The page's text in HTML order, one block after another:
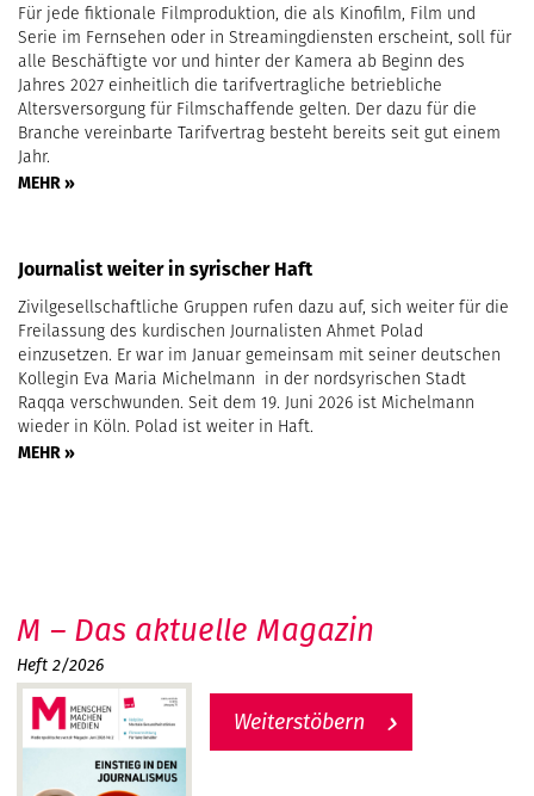
Für jede fiktionale Filmproduktion, die als Kinofilm, Film und
Serie im Fernsehen oder in Streamingdiensten erscheint, soll für
alle Beschäftigte vor und hinter der Kamera ab Beginn des
Jahres 2027 einheitlich die tarifvertragliche betriebliche
Altersversorgung für Filmschaffende gelten. Der dazu für die
Branche vereinbarte Tarifvertrag besteht bereits seit gut einem
Jahr.
MEHR »
Journalist weiter in syrischer Haft
Zivilgesellschaftliche Gruppen rufen dazu auf, sich weiter für die
Freilassung des kurdischen Journalisten Ahmet Polad
einzusetzen. Er war im Januar gemeinsam mit seiner deutschen
Kollegin Eva Maria Michelmann in der nordsyrischen Stadt
Raqqa verschwunden. Seit dem 19. Juni 2026 ist Michelmann
wieder in Köln. Polad ist weiter in Haft.
MEHR »
M – Das aktuelle Magazin
Heft 2/2026
Weiterstöbern